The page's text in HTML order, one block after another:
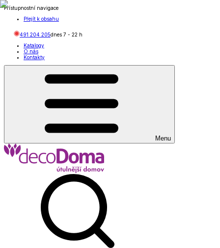
Přístupnostní navigace
Přejít k obsahu
491 204 205dnes 7 - 22 h
Katalogy
O nás
Kontakty
Menu